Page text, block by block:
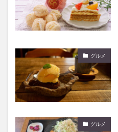
グルメ
グルメ